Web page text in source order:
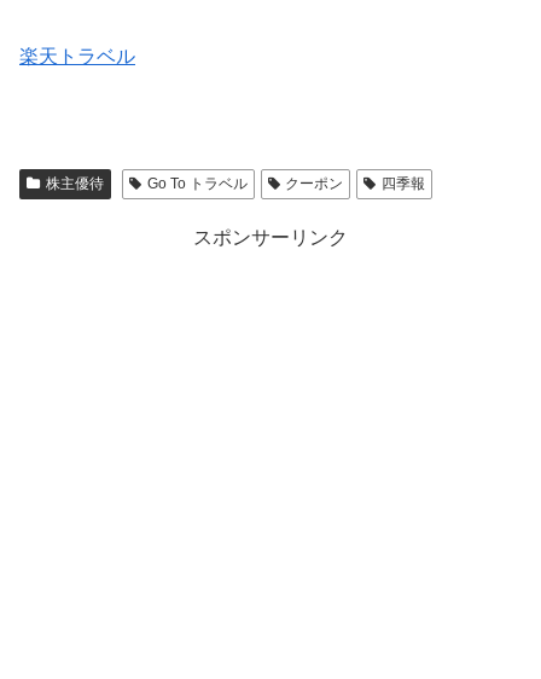
楽天トラベル
株主優待 Go To トラベル クーポン 四季報
スポンサーリンク